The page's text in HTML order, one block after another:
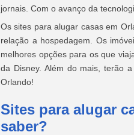
jornais. Com o avanço da
Os sites para alugar casas em
relação a hospedagem. Os
melhores opções para os que
da Disney. Além do mais, terão
Orlando!
Sites para alugar
saber?